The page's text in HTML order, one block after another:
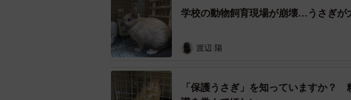
学校の動物飼育現場が崩壊…うさぎが
渡辺 陽
「保護うさぎ」を知っていますか？